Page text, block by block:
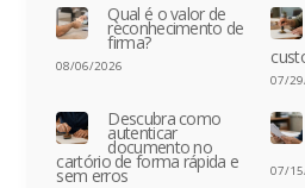
Qual é o valor de
reconhecimento de
firma?
08/06/2026
07/
Descubra como
autenticar
documento no
cartório de forma rápida e
sem erros 07/